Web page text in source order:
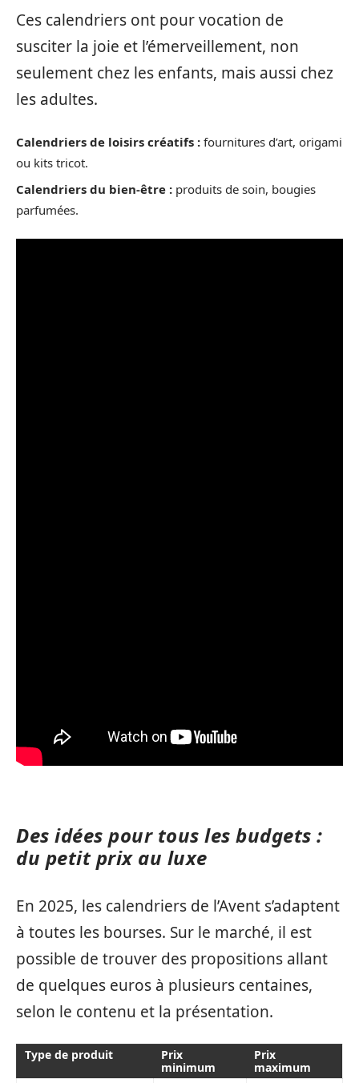
Ces calendriers ont pour vocation de
susciter la joie et l’émerveillement, non
seulement chez les enfants, mais aussi chez
les adultes.
Calendriers de loisirs créatifs : fournitures d’art, origami
ou kits tricot.
Calendriers du bien-être : produits de soin, bougies
parfumées.
Des idées pour tous les budgets :
du petit prix au luxe
En 2025, les calendriers de l’Avent s’adaptent
à toutes les bourses. Sur le marché, il est
possible de trouver des propositions allant
de quelques euros à plusieurs centaines,
selon le contenu et la présentation.
Type de produit
Prix
minimum
Prix
maximum